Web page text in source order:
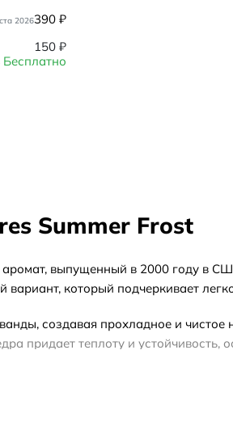
2026390 ₽
150 ₽
Бесплатно
Summer Frost
выпущенный в 2000 году в
который подчеркивает
создавая прохладное и
придает теплоту и устойчивость,